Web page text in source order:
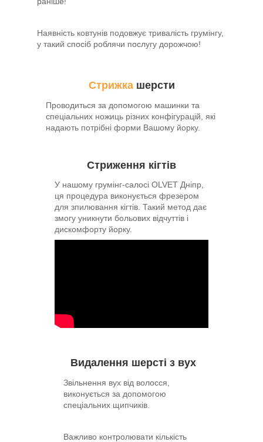
Наявність ковтунів подовжує тривалість грумінгу,
у такий спосіб роблячи послугу дорожчою!
Стрижкашерсти
Проводиться за допомогою машинки та
спеціальних ножиць різних конфігурацій, які
надають потрібні форми Вашому йорку.
Стриження кігтів
У нашому грумінг-салосі OLVET Дніпр,
ця процедура виконується фрезером
для зпилювання кігтів. Такий метод дає
змогу уникнути больових відчуттів і
дискомфорту йорку.
Видалення шерсті з вух
Звільнення вух від волосся,
виконується за допомогою
спеціальних щипчиків.
Важливо контролювати кількість